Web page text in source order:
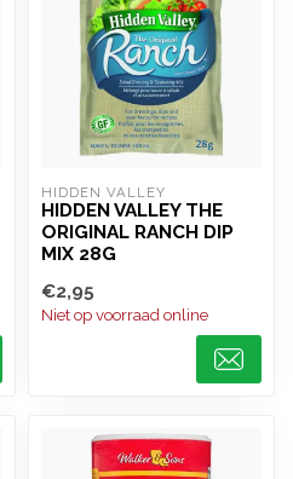
HIDDEN VALLEY
HIDDEN VALLEY THE
ORIGINAL RANCH DIP
MIX 28G
€2,95
Niet op voorraad online